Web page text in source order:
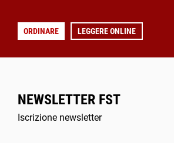
ORDINARE LEGGERE ONLINE
NEWSLETTER FST
Iscrizione newsletter